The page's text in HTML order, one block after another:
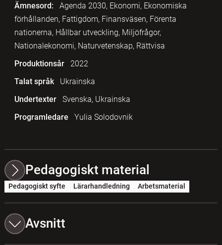
Ämnesord:
Agenda 2030, Ekonomi, Ekonomiska
förhållanden, Fattigdom, Finansväsen, Förenta
nationerna, Hållbar utveckling, Miljöfrågor,
Nationalekonomi, Naturvetenskap, Rättvisa
Produktionsår
2022
Talat språk
Ukrainska
Undertexter
Svenska, Ukrainska
Programledare
Yulia Solodovnik
Pedagogiskt material
Pedagogiskt syfte Lärarhandledning Arbetsmaterial
Avsnitt